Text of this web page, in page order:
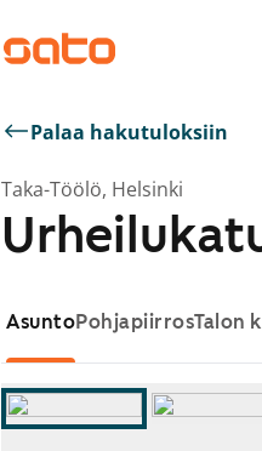
Palaa hakutuloksiin
Taka-Töölö, Helsinki
AsuntoPohjapiirrosTalon